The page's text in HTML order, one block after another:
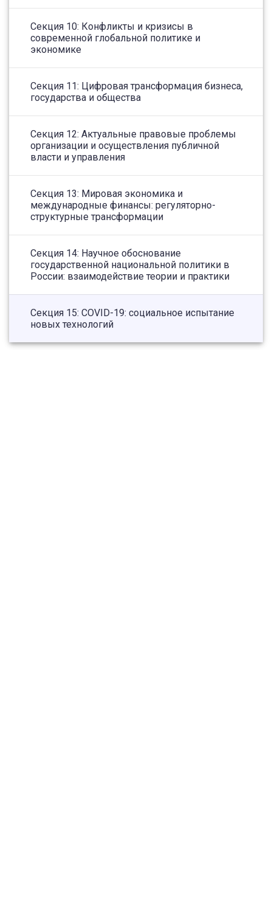
Секция 10: Конфликты и кризисы в
современной глобальной политике и
экономике
Секция 11: Цифровая трансформация бизнеса,
государства и общества
Секция 12: Актуальные правовые проблемы
организации и осуществления публичной
власти и управления
Секция 13: Мировая экономика и
международные финансы: регуляторно-
структурные трансформации
Секция 14: Научное обоснование
государственной национальной политики в
России: взаимодействие теории и практики
Секция 15: COVID-19: социальное испытание
новых технологий